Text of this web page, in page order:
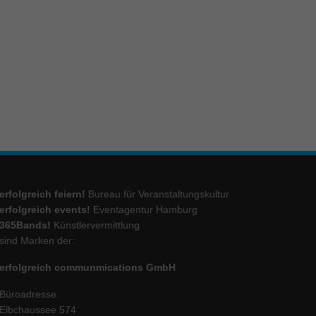
erfolgreich feiern! Bureau für Veranstaltungskultur
erfolgreich events! Eventagentur Hamburg
365Bands! Künstlervermittlung
sind Marken der:
erfolgreich communmications GmbH
Büroadresse:
Elbchaussee 574